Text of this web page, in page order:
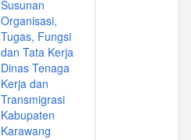
Susunan
Organisasi,
Tugas, Fungsi
dan Tata Kerja
Dinas Tenaga
Kerja dan
Transmigrasi
Kabupaten
Karawang